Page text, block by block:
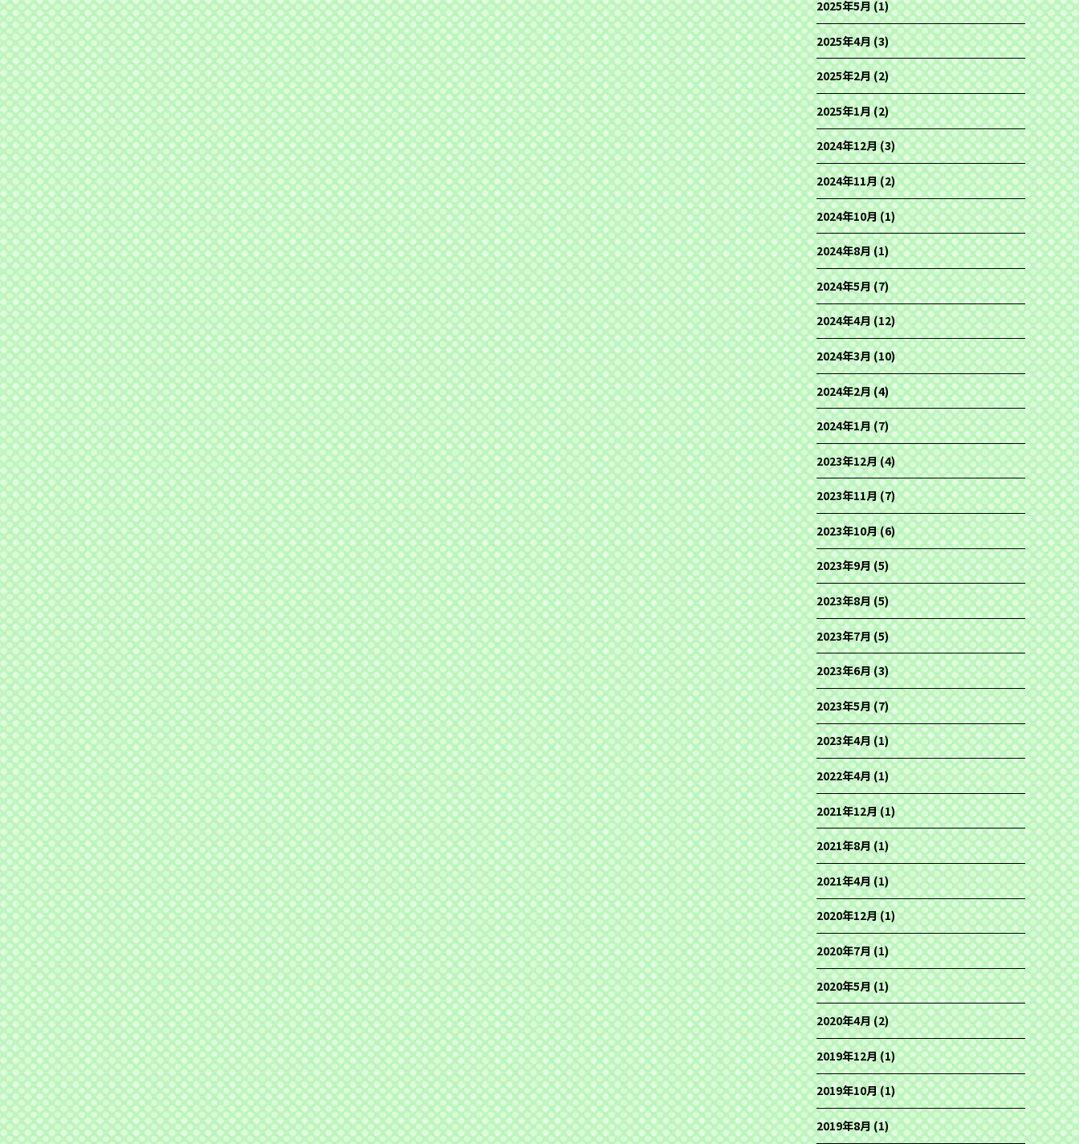
2025年5月(1)
2025年4月(3)
2025年2月(2)
2025年1月(2)
2024年12月(3)
2024年11月(2)
2024年10月(1)
2024年8月(1)
2024年5月(7)
2024年4月(12)
2024年3月(10)
2024年2月(4)
2024年1月(7)
2023年12月(4)
2023年11月(7)
2023年10月(6)
2023年9月(5)
2023年8月(5)
2023年7月(5)
2023年6月(3)
2023年5月(7)
2023年4月(1)
2022年4月(1)
2021年12月(1)
2021年8月(1)
2021年4月(1)
2020年12月(1)
2020年7月(1)
2020年5月(1)
2020年4月(2)
2019年12月(1)
2019年10月(1)
2019年8月(1)